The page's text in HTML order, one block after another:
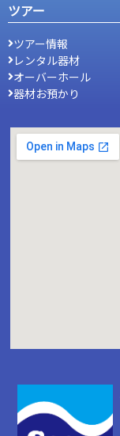
ツアー
ツアー情報
レンタル器材
オーバーホール
器材お預かり